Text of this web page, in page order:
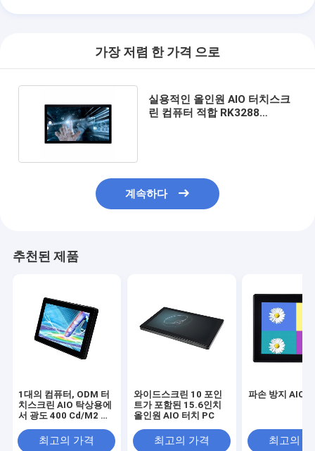
가장 저렴 한 가격 으로
실용적인 올인원 AIO 터치스크
린 컴퓨터 적합 RK3288
계속하다
추천된 제품
1대의 컴퓨터, ODM 터
치스크린 AIO 탁상용에
서 광도 400 Cd/M2 세
최고의 가격
와이드스크린 10 포인
트가 포함된 15.6인치
올인원 AIO 터치 PC
최고의 가격
파손 방지 AIO
최고의